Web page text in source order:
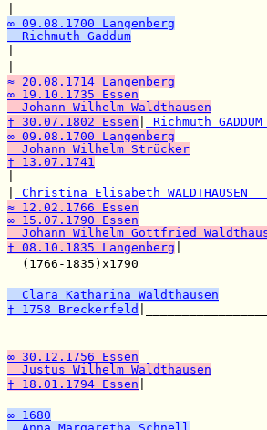
|
∞ 09.08.1700 Langenberg
Richmuth Gaddum
≈ 20.08.1714 Langenberg
∞ 19.10.1735 Essen
Johann Wilhelm Waldthausen
† 30.07.1802 Essen
Richmuth
∞ 09.08.1700 Langenberg
Johann Wilhelm Strücker
† 13.07.1741
Christina Elisabeth
≈ 12.02.1766 Essen
∞ 15.07.1790 Essen
Johann Wilhelm Gottfried
† 08.10.1835 Langenberg
(1766-1835)x1790
Clara Katharina Waldthausen
† 1758 Breckerfeld
∞ 30.12.1756 Essen
Justus Wilhelm Waldthausen
† 18.01.1794 Essen
∞ 1680